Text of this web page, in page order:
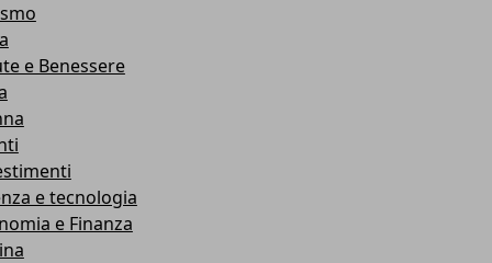
e Benessere
e tecnologia
e Finanza